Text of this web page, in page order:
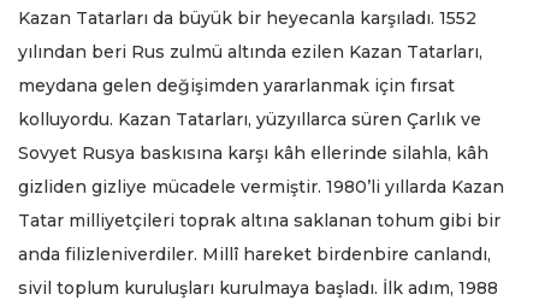
Kazan Tatarları da büyük bir heyecanla karşıladı. 1552
yılından beri Rus zulmü altında ezilen Kazan Tatarları,
meydana gelen değişimden yararlanmak için fırsat
kolluyordu. Kazan Tatarları, yüzyıllarca süren Çarlık ve
Sovyet Rusya baskısına karşı kâh ellerinde silahla, kâh
gizliden gizliye mücadele vermiştir. 1980’li yıllarda Kazan
Tatar milliyetçileri toprak altına saklanan tohum gibi bir
anda filizleniverdiler. Millî hareket birdenbire canlandı,
sivil toplum kuruluşları kurulmaya başladı. İlk adım, 1988